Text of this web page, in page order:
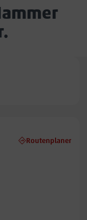
Routenplaner